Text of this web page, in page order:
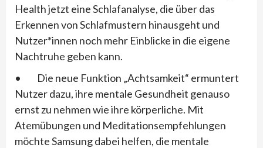
Health jetzt eine Schlafanalyse, die über das
Erkennen von Schlafmustern hinausgeht und
Nutzer*innen noch mehr Einblicke in die eigene
Nachtruhe geben kann.
• Die neue Funktion „Achtsamkeit“ ermuntert
Nutzer dazu, ihre mentale Gesundheit genauso
ernst zu nehmen wie ihre körperliche. Mit
Atemübungen und Meditationsempfehlungen
möchte Samsung dabei helfen, die mentale